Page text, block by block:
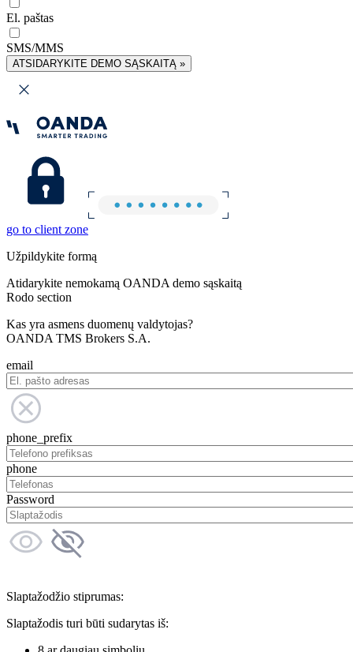
El. paštas
SMS/MMS
ATSIDARYKITE DEMO SĄSKAITĄ »
go to client zone
Užpildykite formą
Atidarykite nemokamą OANDA demo sąskaitą
Rodo section
Kas yra asmens duomenų valdytojas?
OANDA TMS Brokers S.A.
email
phone_prefix
phone
Password
Slaptažodžio stiprumas:
Slaptažodis turi būti sudarytas iš: